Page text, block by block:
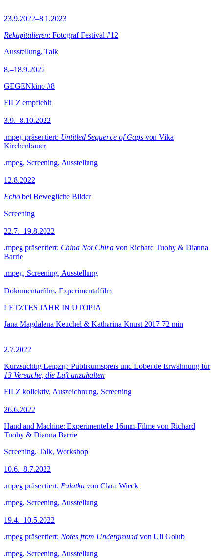
23.9.2022–8.1.2023
Rekapitulieren: Fotograf Festival #12
Ausstellung, Talk
8.–18.9.2022
GEGENkino #8
FILZ empfiehlt
3.9.–8.10.2022
.mpeg präsentiert: Untitled Sequence of Gaps von Vika
Kirchenbauer
.mpeg, Screening, Ausstellung
12.8.2022
Echo bei Bewegliche Bilder
Screening
22.7.–19.8.2022
.mpeg präsentiert: China Not China von Richard Tuohy & Dianna
Barrie
.mpeg, Screening, Ausstellung
Dokumentarfilm, Experimentalfilm
LETZTES JAHR IN UTOPIA
Jana Magdalena Keuchel & Katharina Knust 2017 72 min
2.7.2022
Kurzsüchtig Leipzig: Publikumspreis und Lobende Erwähnung für
13 Versuche, die Luft anzuhalten
FILZ kollektiv, Auszeichnung, Screening
26.6.2022
Hand and Machine: Experimentelle 16mm-Filme von Richard
Tuohy & Dianna Barrie
Screening, Talk, Workshop
10.6.–8.7.2022
.mpeg präsentiert: Palatka von Clara Wieck
.mpeg, Screening, Ausstellung
19.4.–10.5.2022
.mpeg präsentiert: Notes from Underground von Uli Golub
.mpeg, Screening, Ausstellung